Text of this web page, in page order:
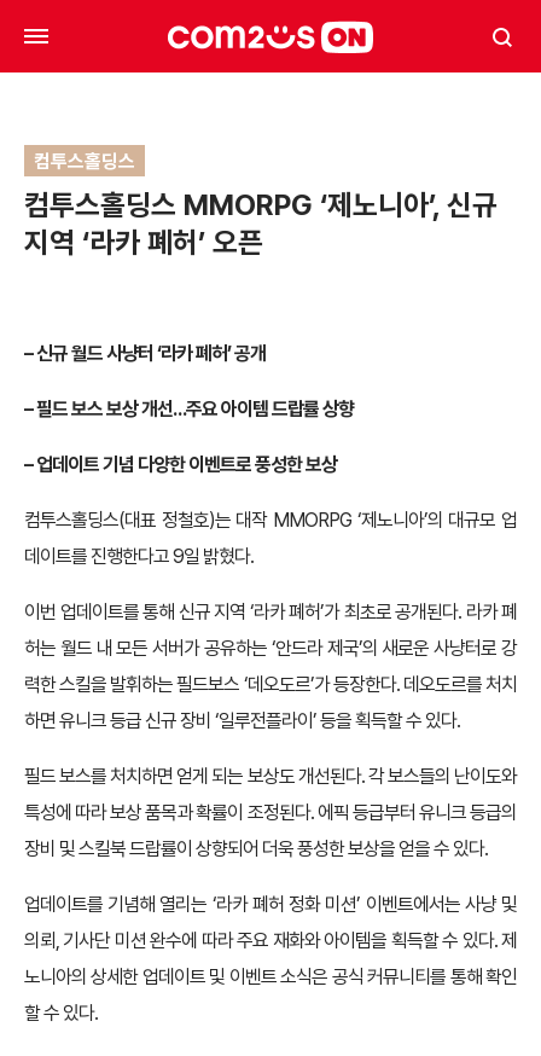
컴투스홀딩스
컴투스홀딩스 MMORPG ‘제노니아’, 신규
지역 ‘라카 폐허’ 오픈
– 신규 월드 사냥터 ‘라카 폐허’ 공개
– 필드 보스 보상 개선…주요 아이템 드랍률 상향
– 업데이트 기념 다양한 이벤트로 풍성한 보상
컴투스홀딩스(대표 정철호)는 대작 MMORPG ‘제노니아’의 대규모 업
데이트를 진행한다고 9일 밝혔다.
이번 업데이트를 통해 신규 지역 ‘라카 폐허’가 최초로 공개된다. 라카 폐
허는 월드 내 모든 서버가 공유하는 ‘안드라 제국’의 새로운 사냥터로 강
력한 스킬을 발휘하는 필드보스 ‘데오도르’가 등장한다. 데오도르를 처치
하면 유니크 등급 신규 장비 ‘일루전플라이’ 등을 획득할 수 있다.
필드 보스를 처치하면 얻게 되는 보상도 개선된다. 각 보스들의 난이도와
특성에 따라 보상 품목과 확률이 조정된다. 에픽 등급부터 유니크 등급의
장비 및 스킬북 드랍률이 상향되어 더욱 풍성한 보상을 얻을 수 있다.
업데이트를 기념해 열리는 ‘라카 폐허 정화 미션’ 이벤트에서는 사냥 및
의뢰, 기사단 미션 완수에 따라 주요 재화와 아이템을 획득할 수 있다. 제
노니아의 상세한 업데이트 및 이벤트 소식은 공식 커뮤니티를 통해 확인
할 수 있다.